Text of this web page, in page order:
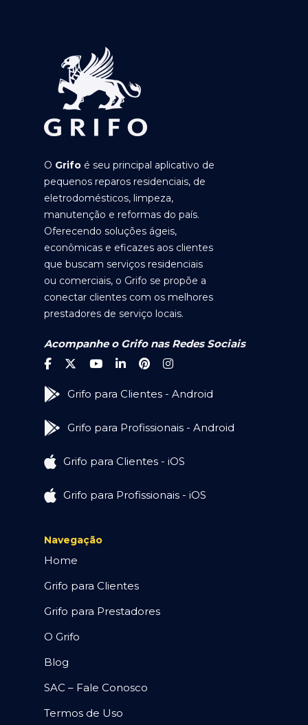
O Grifo é seu principal aplicativo de
pequenos reparos residenciais, de
eletrodomésticos, limpeza,
manutenção e reformas do país.
Oferecendo soluções ágeis,
econômicas e eficazes aos clientes
que buscam serviços residenciais
ou comerciais, o Grifo se propõe a
conectar clientes com os melhores
prestadores de serviço locais.
Acompanhe o Grifo nas Redes Sociais
Grifo para Clientes - Android
Grifo para Profissionais - Android
Grifo para Clientes - iOS
Grifo para Profissionais - iOS
Navegação
Home
Grifo para Clientes
Grifo para Prestadores
O Grifo
Blog
SAC – Fale Conosco
Termos de Uso